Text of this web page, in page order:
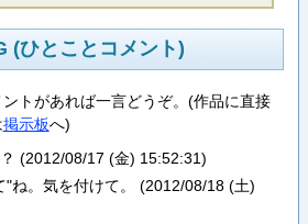
(ひとことコメント)
トがあれば一言どうぞ。(作品に直接
掲示板へ)
(2012/08/17 (金) 15:52:31)
"ね。気を付けて。 (2012/08/18 (土)